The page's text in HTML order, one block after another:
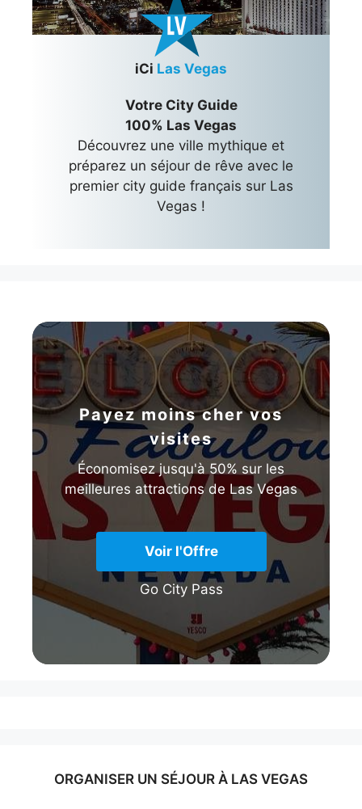
iCi Las Vegas
Votre City Guide
100% Las Vegas
Découvrez une ville mythique et
préparez un séjour de rêve avec le
premier city guide français sur Las
Vegas !
Payez moins cher vos
visites
Économisez jusqu'à 50% sur les
meilleures attractions de Las Vegas
Voir l'Offre
Go City Pass
ORGANISER UN SÉJOUR À LAS VEGAS